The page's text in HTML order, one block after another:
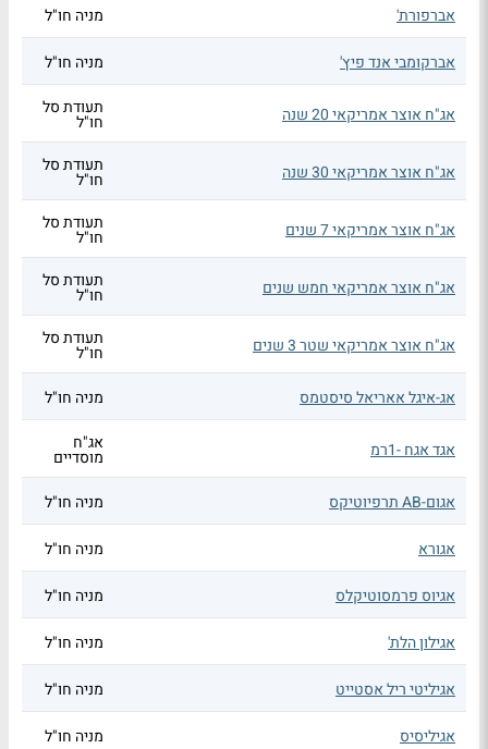
אברפורת' מניה חו"ל
אברקומבי אנד פיץ' מניה חו"ל
אג"ח אוצר אמריקאי 20 שנה תעודת סל
חו"ל
אג"ח אוצר אמריקאי 30 שנה תעודת סל
חו"ל
אג"ח אוצר אמריקאי 7 שנים תעודת סל
חו"ל
אג"ח אוצר אמריקאי חמש שנים תעודת סל
חו"ל
אג"ח אוצר אמריקאי שטר 3 שנים תעודת סל
חו"ל
אג-איגל אאריאל סיסטמס
מניה חו"ל
אגד אגח -1רמ אג"ח
מוסדיים
אגום-AB תרפיוטיקס
מניה חו"ל
אגורא מניה חו"ל
אגיוס פרמסוטיקלס מניה חו"ל
אגילון הלת' מניה חו"ל
אגיליטי ריל אסטייט מניה חו"ל
אגיליסיס מניה חו"ל